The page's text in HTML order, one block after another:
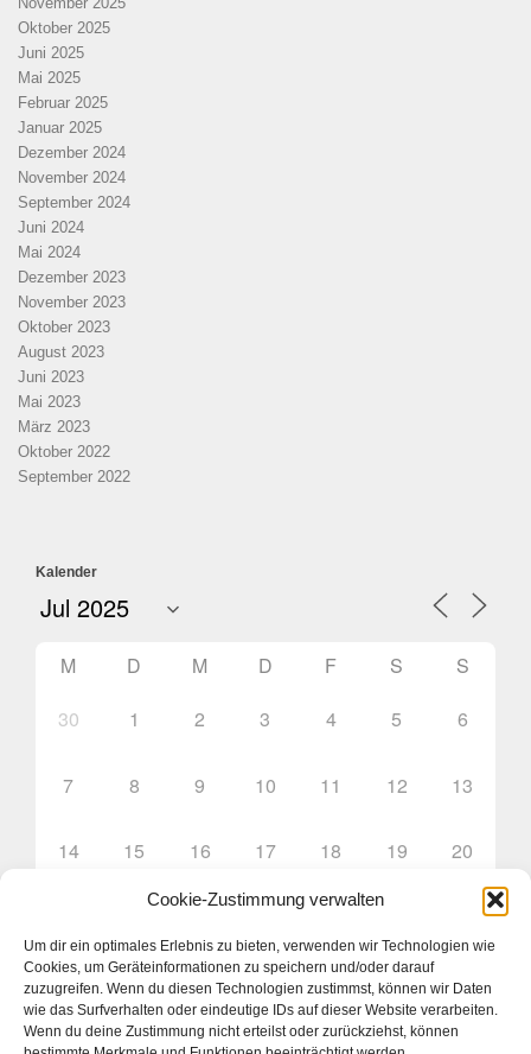
Cookie-Zustimmung verwalten
Um dir ein optimales Erlebnis zu bieten, verwenden wir Technologien wie
Cookies, um Geräteinformationen zu speichern und/oder darauf
zuzugreifen. Wenn du diesen Technologien zustimmst, können wir Daten
wie das Surfverhalten oder eindeutige IDs auf dieser Website verarbeiten.
Wenn du deine Zustimmung nicht erteilst oder zurückziehst, können
Oktober 2025
Juni 2025
Mai 2025
Februar 2025
Januar 2025
Dezember 2024
November 2024
September 2024
Juni 2024
Mai 2024
Dezember 2023
November 2023
Oktober 2023
August 2023
Juni 2023
Mai 2023
März 2023
Oktober 2022
September 2022
Kalender
M D M D F S
S
30
1 2 3 4 5 6
7 8 9 10 11 12 13
14 15 16 17 18 19 20
28 29 30 31 1 2 3